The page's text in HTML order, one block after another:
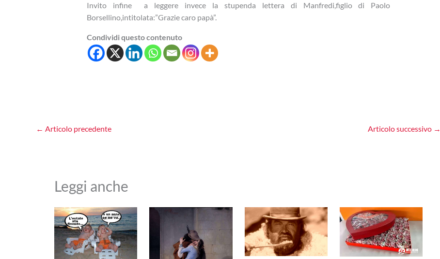
Invito infine a leggere invece la stupenda lettera di Manfredi,figlio di Paolo
Borsellino,intitolata:”Grazie caro papà”.
Condividi questo contenuto
← Articolo precedente Articolo successivo →
Leggi anche